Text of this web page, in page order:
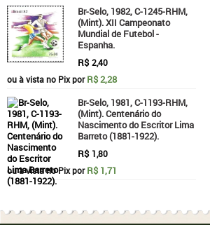
Br-Selo, 1982, C-1245-RHM,
(Mint). XII Campeonato
Mundial de Futebol -
Espanha.
R$ 2,40
ou à vista no Pix porR$ 2,28
Br-Selo, 1981, C-1193-RHM,
(Mint). Centenário do
Nascimento do Escritor Lima
Barreto (1881-1922).
R$ 1,80
ou à vista no Pix porR$ 1,71